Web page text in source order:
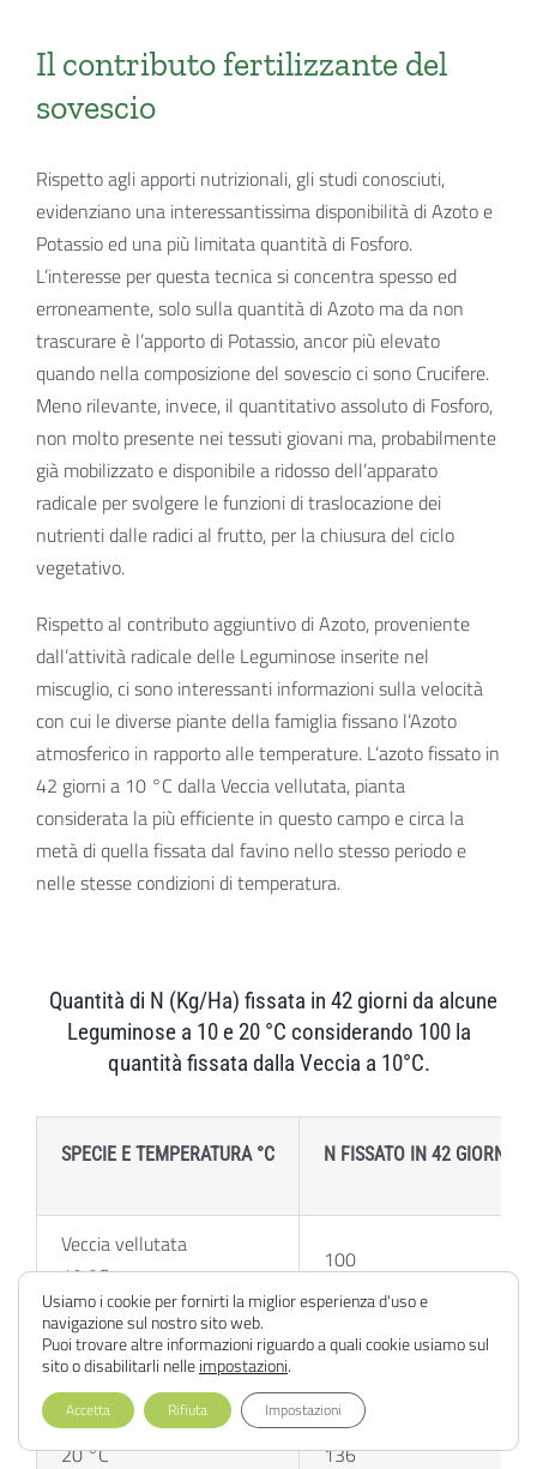
Il contributo fertilizzante del
sovescio
Rispetto agli apporti nutrizionali, gli studi conosciuti,
evidenziano una interessantissima disponibilità di Azoto e
Potassio ed una più limitata quantità di Fosforo.
L’interesse per questa tecnica si concentra spesso ed
erroneamente, solo sulla quantità di Azoto ma da non
trascurare è l’apporto di Potassio, ancor più elevato
quando nella composizione del sovescio ci sono Crucifere.
Meno rilevante, invece, il quantitativo assoluto di Fosforo,
non molto presente nei tessuti giovani ma, probabilmente
già mobilizzato e disponibile a ridosso dell’apparato
radicale per svolgere le funzioni di traslocazione dei
nutrienti dalle radici al frutto, per la chiusura del ciclo
vegetativo.
Rispetto al contributo aggiuntivo di Azoto, proveniente
dall’attività radicale delle Leguminose inserite nel
miscuglio, ci sono interessanti informazioni sulla velocità
con cui le diverse piante della famiglia fissano l’Azoto
atmosferico in rapporto alle temperature. L’azoto fissato in
42 giorni a 10 °C dalla Veccia vellutata, pianta
considerata la più efficiente in questo campo e circa la
metà di quella fissata dal favino nello stesso periodo e
nelle stesse condizioni di temperatura.
Quantità di N (Kg/Ha) fissata in 42 giorni da alcune
Leguminose a 10 e 20 °C considerando 100 la
quantità fissata dalla Veccia a 10°C.
SPECIE E TEMPERATURA °C N FISSATO IN 42 GIORNI
Veccia vellutata
10 °C
20 °C
100
46
Favino
10 °C
20 °C
154
136
Usiamo i cookie per fornirti la miglior esperienza d'uso e
navigazione sul nostro sito web.
Puoi trovare altre informazioni riguardo a quali cookie usiamo sul
sito o disabilitarli nelleimpostazioni.
Accetta Rifiuta Impostazioni